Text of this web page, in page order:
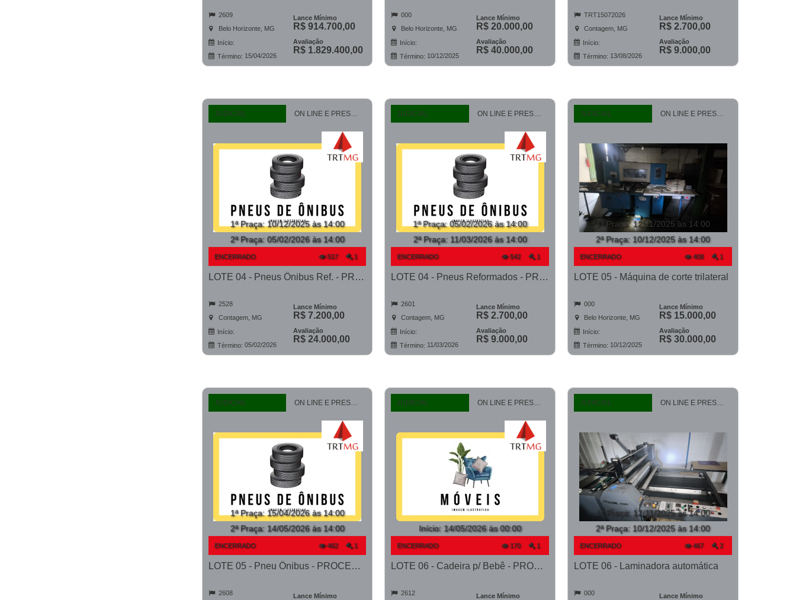
2609
Belo Horizonte, MG
Início:
Término: 15/04/2026
Lance Mínimo
R$ 914.700,00
Avaliação
R$ 1.829.400,00
000
Belo Horizonte, MG
Início:
Término: 10/12/2025
Lance Mínimo
R$ 20.000,00
Avaliação
R$ 40.000,00
TRT15072026
Contagem, MG
Início:
Término: 13/08/2026
Lance Mínimo
R$ 2.700,00
Avaliação
R$ 9.000,00
JUDICIAL ON LINE E PRESENCIAL
1ª Praça:10/12/2025 às 14:00
2ª Praça: 05/02/2026 às 14:00
ENCERRADO 517 1
LOTE 04 - Pneus Ônibus Ref. - PROCESSO 0010500-29.2023-1ª CONT.
2528
Contagem, MG
Início:
Término: 05/02/2026
Lance Mínimo
R$ 7.200,00
Avaliação
R$ 24.000,00
JUDICIAL ON LINE E PRESENCIAL
1ª Praça:05/02/2026 às 14:00
2ª Praça: 11/03/2026 às 14:00
ENCERRADO 542 1
LOTE 04 - Pneus Reformados - PROCESSO 0011366-03.2024-1ª CONT.
2601
Contagem, MG
Início:
Término: 11/03/2026
Lance Mínimo
R$ 2.700,00
Avaliação
R$ 9.000,00
JUDICIAL ON LINE E PRESENCIAL
1ª Praça:12/11/2025 às 14:00
2ª Praça: 10/12/2025 às 14:00
ENCERRADO 408 1
LOTE 05 - Máquina de corte trilateral
000
Belo Horizonte, MG
Início:
Término: 10/12/2025
Lance Mínimo
R$ 15.000,00
Avaliação
R$ 30.000,00
JUDICIAL ON LINE E PRESENCIAL
1ª Praça:15/04/2026 às 14:00
2ª Praça: 14/05/2026 às 14:00
ENCERRADO 462 1
LOTE 05 - Pneu Ônibus - PROCESSO 0010990-51.2023-1ª CONT.
2608 Lance Mínimo
JUDICIAL ON LINE E PRESENCIAL
Início: 14/05/2026 às 00:00
ENCERRADO 170 1
LOTE 06 - Cadeira p/ Bebê - PROCESSO 0010862-66.2023-41ª BH
2612 Lance Mínimo
JUDICIAL ON LINE E PRESENCIAL
1ª Praça:12/11/2025 às 14:00
2ª Praça: 10/12/2025 às 14:00
ENCERRADO 467 2
LOTE 06 - Laminadora automática
000 Lance Mínimo